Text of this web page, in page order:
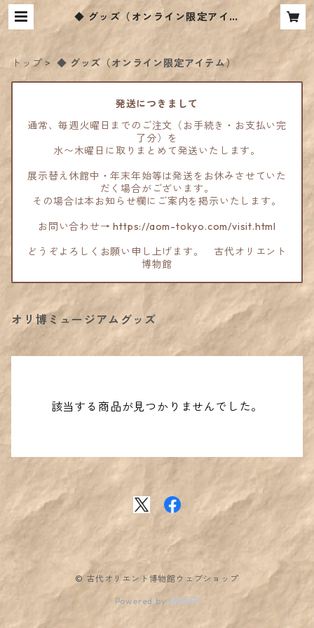
◆ グッズ（オンライン限定アイテ
ム） | 古代オリエント博物館ウェブ
ショップ
トップ
◆ グッズ（オンライン限定アイテム）
発送につきまして
通常、毎週火曜日までのご注文（お手続き・お支払い完
了分）を
水〜木曜日に取りまとめて発送いたします。
展示替え休館中・年末年始等は発送をお休みさせていた
だく場合がございます。
その場合は本お知らせ欄にご案内を掲示いたします。
お問い合わせ→ https://aom-tokyo.com/visit.html
どうぞよろしくお願い申し上げます。 古代オリエント
博物館
オリ博ミュージアムグッズ
該当する商品が見つかりませんでした。
© 古代オリエント博物館ウェブショップ
Powered by